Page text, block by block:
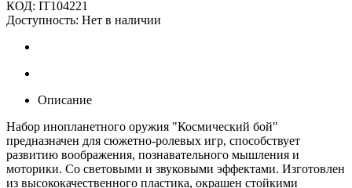
КОД: IT104221
Доступность: Нет в наличии
Описание
Набор инопланетного оружия "Космический бой"
предназначен для сюжетно-ролевых игр, способствует
развитию воображения, познавательного мышления и
моторики. Со световыми и звуковыми эффектами. Изготовлен
из высококачественного пластика, окрашен стойкими